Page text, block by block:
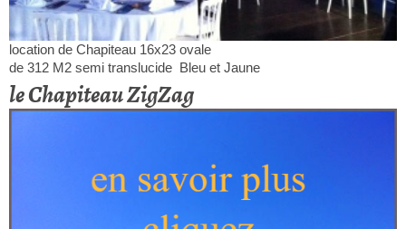
location de Chapiteau 16x23 ovale
de 312 M2 semi translucide Bleu et Jaune
le Chapiteau ZigZag